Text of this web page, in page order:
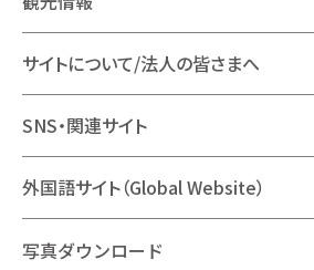
サイトについて/法人の皆さまへ
SNS・関連サイト
外国語サイト（Global Website）
写真ダウンロード